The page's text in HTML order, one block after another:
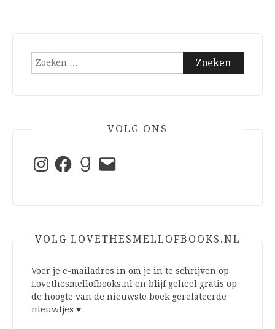
Zoeken
VOLG ONS
InstagramFacebookGoodreads
E-
mail
VOLG LOVETHESMELLOFBOOKS.NL
Voer je e-mailadres in om je in te schrijven op
Lovethesmellofbooks.nl en blijf geheel gratis op
de hoogte van de nieuwste boek gerelateerde
nieuwtjes ♥